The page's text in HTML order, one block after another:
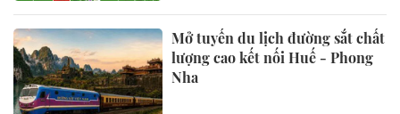
Mở tuyến du lịch đường sắt chất
lượng cao kết nối Huế - Phong
Nha